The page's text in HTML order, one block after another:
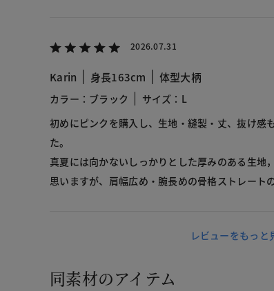
2026.07.31
Karin 身長163cm 体型大柄
カラー：ブラック
サイズ：L
初めにピンクを購入し、生地・縫製・丈、抜け感
た。
真夏には向かないしっかりとした厚みのある生地
思いますが、肩幅広め・腕長めの骨格ストレート
レビューをもっと
同素材のアイテム